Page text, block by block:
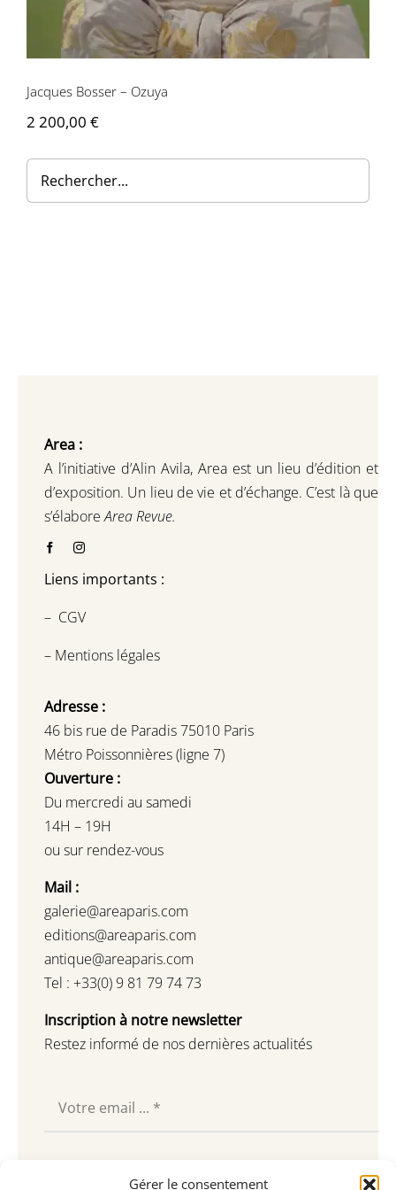
Gérer le consentement
Contactez-nous
Jacques Bosser – Ozuya
2 200,00 €
Area :
A l’initiative d’Alin Avila, Area est un lieu d’édition et
d’exposition. Un lieu de vie et d’échange. C’est là que
s’élaboreArea Revue.
Liens importants :
– CGV
– Mentions légales
Adresse :
46 bis rue de Paradis 75010 Paris
Métro Poissonnières (ligne 7)
Ouverture :
Du mercredi au samedi
14H – 19H
ou sur rendez-vous
Mail :
galerie@areaparis.com
editions@areaparis.com
antique@areaparis.com
Tel : +33(0) 9 81 79 74 73
Inscription à notre newsletter
Restez informé de nos dernières actualités
Souscrire